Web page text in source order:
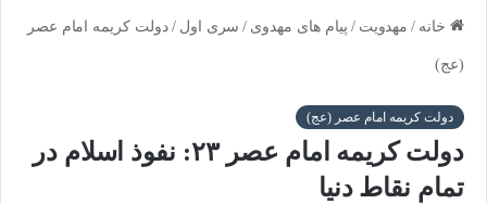
خانه / مهدویت / پیام های مهدوی / سری اول / دولت کریمه امام عصر
(عج)
دولت کریمه امام عصر (عج)
دولت کریمه امام عصر ۲۳: نفوذ اسلام در
تمام نقاط دنیا